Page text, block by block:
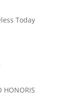
Today
HONORIS